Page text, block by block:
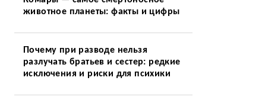
животное планеты: факты и цифры
Почему при разводе нельзя
разлучать братьев и сестер: редкие
исключения и риски для психики